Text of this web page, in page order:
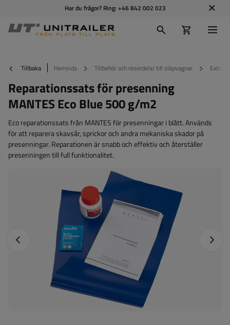
Har du frågor? Ring: +46 842 002 023
Tillbaka Hemsida Tillbehör och reserdelar till släpvagnar
Reparationssats för presenning
MANTES Eco Blue 500 g/m2
Eco reparationssats från MANTES för presenningar i blått. Används
för att reparera skavsår, sprickor och andra mekaniska skador på
presenningar. Reparationen är snabb och effektiv och återställer
presenningen till full funktionalitet.
Föregående foto Nästa